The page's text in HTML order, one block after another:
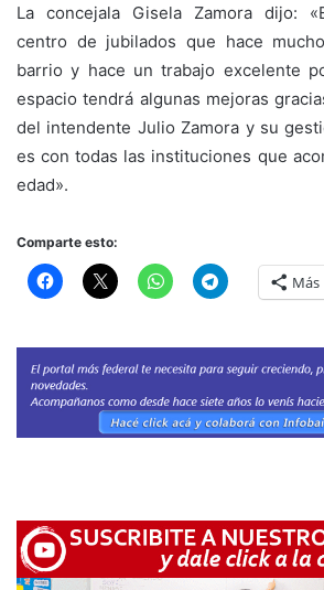
La concejala Gisela Zamora dijo:
centro de jubilados que hace
barrio y hace un trabajo excelente
espacio tendrá algunas mejoras
del intendente Julio Zamora y su
es con todas las instituciones que
edad».
Comparte esto:
Más